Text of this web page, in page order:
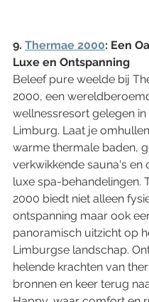
9. Thermae 2000: Een
Luxe en Ontspanning
Beleef pure weelde bij
2000, een
wellnessresort gelegen
Limburg. Laat je
warme thermale baden,
verkwikkende sauna's en
luxe spa-behandelingen.
2000 biedt niet alleen
ontspanning maar ook
panoramisch uitzicht op
Limburgse landschap.
helende krachten van
bronnen en keer terug